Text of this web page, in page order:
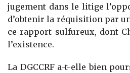
jugement dans le litige
d’obtenir la réquisition par
ce rapport sulfureux, dont
l’existence.
La DGCCRF a-t-elle bien